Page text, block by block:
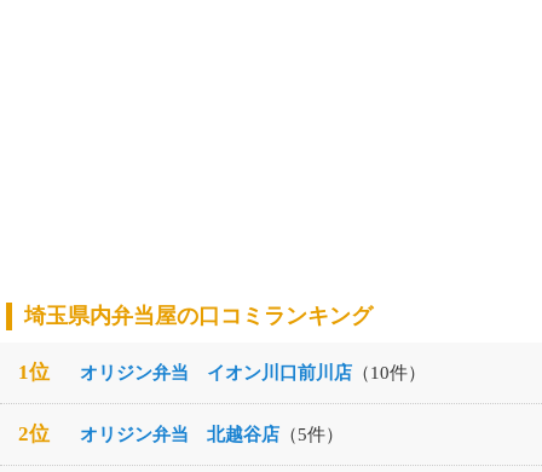
埼玉県内弁当屋の口コミランキング
1位 オリジン弁当 イオン川口前川店 （10件）
2位 オリジン弁当 北越谷店 （5件）